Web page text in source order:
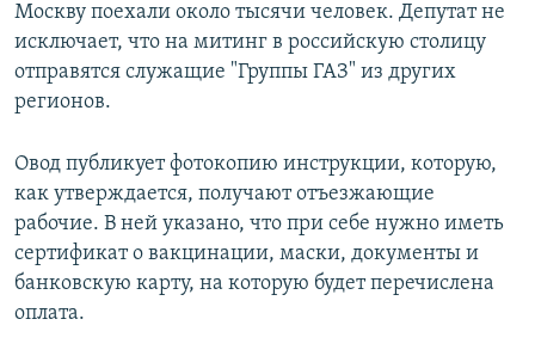
Москву поехали около тысячи человек. Депутат не
исключает, что на митинг в российскую столицу
отправятся служащие "Группы ГАЗ" из других
регионов.
Овод публикует фотокопию инструкции, которую,
как утверждается, получают отъезжающие
рабочие. В ней указано, что при себе нужно иметь
сертификат о вакцинации, маски, документы и
банковскую карту, на которую будет перечислена
оплата.